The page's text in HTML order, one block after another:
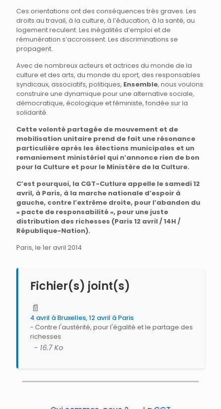
Ces orientations ont des conséquences très graves. Les
droits au travail, à la culture, à l’éducation, à la santé, au
logement reculent. Les inégalités d’emploi et de
rémunération s’accroissent. Les discriminations se
propagent.
Avec de nombreux acteurs et actrices du monde de la
culture et des arts, du monde du sport, des responsables
syndicaux, associatifs, politiques, Ensemble, nous voulons
construire une dynamique pour une alternative sociale,
démocratique, écologique et féministe, fondée sur la
solidarité.
Cette volonté partagée de mouvement et de
mobilisation unitaire prend de fait une résonance
particulière après les élections municipales et un
remaniement ministériel qui n’annonce rien de bon
pour la Culture et pour le Ministère de la Culture.
C’est pourquoi, la CGT-Cutlure appelle le samedi 12
avril, à Paris, à la marche nationale d’espoir à
gauche, contre l’extrême droite, pour l’abandon du
« pacte de responsabilité », pour une juste
distribution des richesses (Paris 12 avril / 14H /
République-Nation).
Paris, le 1er avril 2014
Fichier(s) joint(s)
📄
4 avril à Bruxelles, 12 avril à Paris
- Contre l'austérité, pour l'égalité et le partage des
richesses
- 16.7 Ko